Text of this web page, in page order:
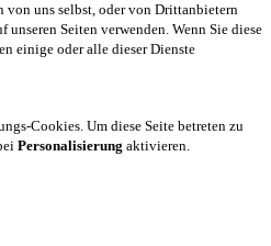
uns selbst, oder von Drittanbietern
unseren Seiten verwenden. Wenn Sie diese
einige oder alle dieser Dienste
Cookies. Um diese Seite betreten zu
Personalisierung aktivieren.